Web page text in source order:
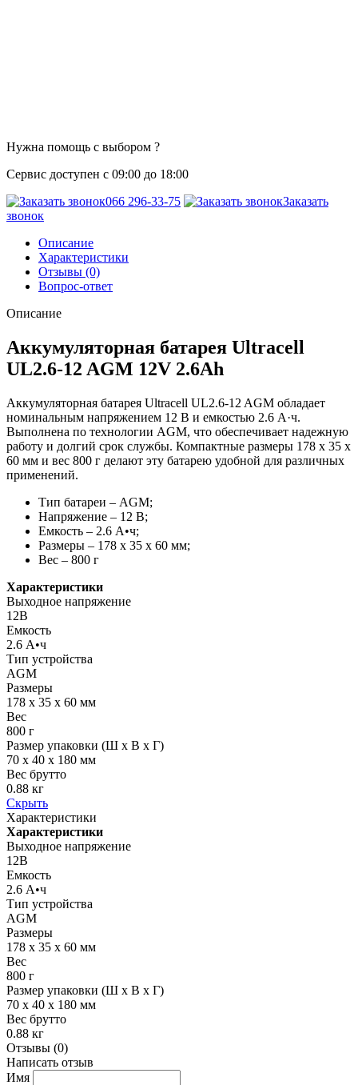
Нужна помощь с выбором ?
Сервис доступен с 09:00 до 18:00
066 296-33-75
Заказать
звонок
Описание
Характеристики
Отзывы (0)
Вопрос-ответ
Описание
Аккумуляторная батарея Ultracell
UL2.6-12 AGM 12V 2.6Ah
Аккумуляторная батарея Ultracell UL2.6-12 AGM обладает
номинальным напряжением 12 В и емкостью 2.6 А·ч.
Выполнена по технологии AGM, что обеспечивает надежную
работу и долгий срок службы. Компактные размеры 178 x 35 x
60 мм и вес 800 г делают эту батарею удобной для различных
применений.
Тип батареи – AGM;
Напряжение – 12 В;
Емкость – 2.6 A•ч;
Размеры – 178 x 35 x 60 мм;
Вес – 800 г
Характеристики
Выходное напряжение
12В
Емкость
2.6 А•ч
Тип устройства
AGM
Размеры
178 x 35 x 60 мм
Вес
800 г
Размер упаковки (Ш х В х Г)
70 x 40 x 180 мм
Вес брутто
0.88 кг
Скрыть
Характеристики
Характеристики
Выходное напряжение
12В
Емкость
2.6 А•ч
Тип устройства
AGM
Размеры
178 x 35 x 60 мм
Вес
800 г
Размер упаковки (Ш х В х Г)
70 x 40 x 180 мм
Вес брутто
0.88 кг
Отзывы (0)
Написать отзыв
Имя